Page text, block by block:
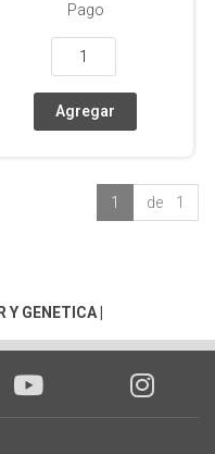
Pago
1 de 1
Y GENETICA|